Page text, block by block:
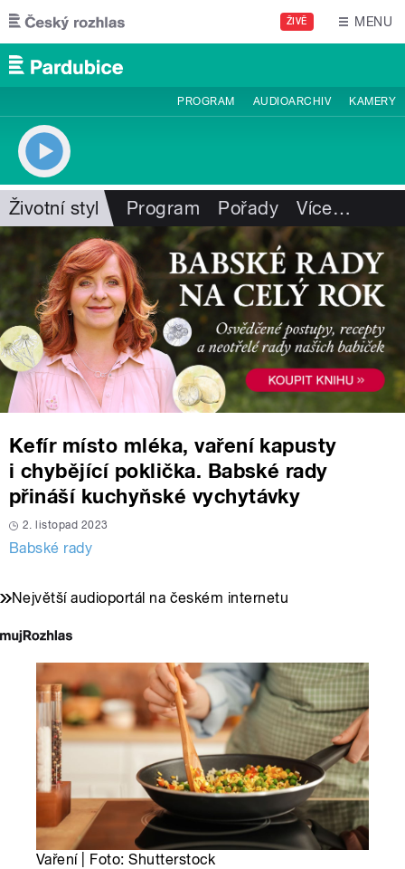
Přejít k hlavnímu obsahu
ŽIVĚ MENU
PROGRAM AUDIOARCHIV KAMERY
Životní styl Program Pořady Více…
Kefír místo mléka, vaření kapusty
i chybějící poklička. Babské rady
přináší kuchyňské vychytávky
2. listopad 2023
Babské rady
Největší audioportál na českém internetu
Vaření | Foto: Shutterstock